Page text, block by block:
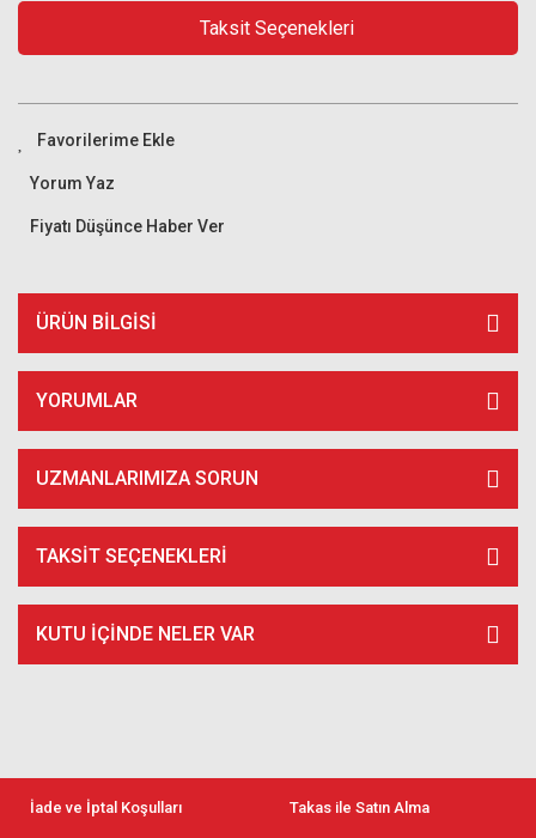
Taksit Seçenekleri
Yorum Yaz
Fiyatı Düşünce Haber Ver
ÜRÜN BILGISI
YORUMLAR
UZMANLARIMIZA SORUN
TAKSIT SEÇENEKLERI
KUTU İÇİNDE NELER VAR
İade ve İptal Koşulları Takas ile Satın Alma